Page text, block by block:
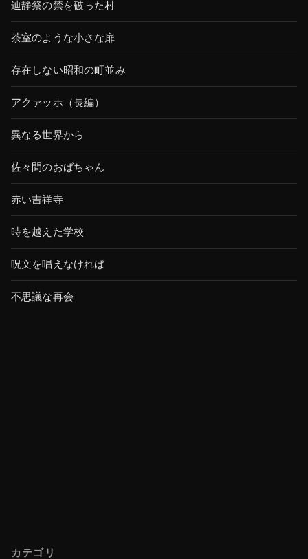
辿静祭の禁を破った村
茶室のような小さな扉
存在しない昭和の町並み
アクァッホ（長編）
異なる世界から
佐々間のおばちゃん
赤い吉祥寺
時を越えた学校
呪文を唱えなければ
不思議な再会
カテゴリ